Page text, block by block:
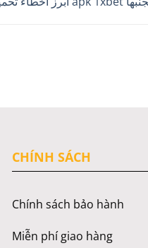
CHÍNH SÁCH
Chính sách bảo hành
Miễn phí giao hàng